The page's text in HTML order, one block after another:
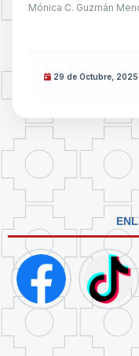
Mónica C. Guzmán
29 de Octubre , 2025